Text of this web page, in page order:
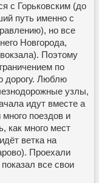
с Горьковским (до
путь именно с
но все
Новгорода,
Поэтому
по
дорогу. Люблю
узлы,
идут вместе а
поездов и
как много мест
ветка на
Проехали
все свои